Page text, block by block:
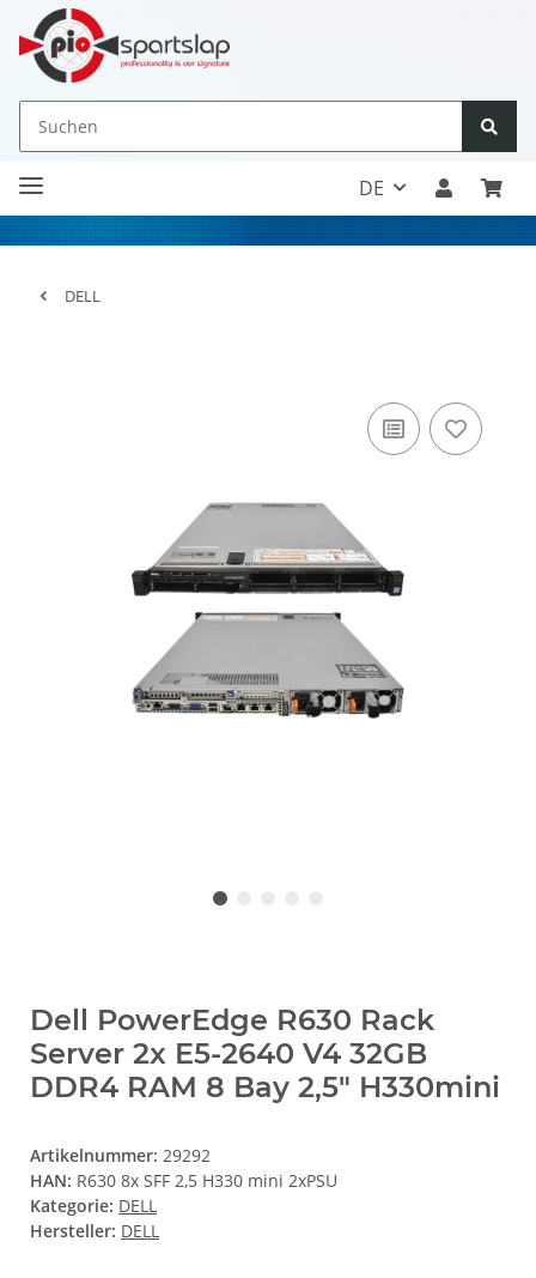
DE
DELL
Dell PowerEdge R630 Rack
Server 2x E5-2640 V4 32GB
DDR4 RAM 8 Bay 2,5" H330mini
Artikelnummer: 29292
HAN: R630 8x SFF 2,5 H330 mini 2xPSU
Kategorie: DELL
Hersteller: DELL